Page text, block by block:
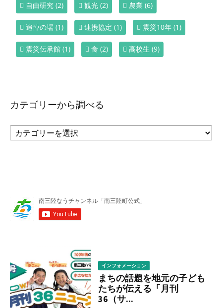
自由研究 (2) 観光 (2) 農業 (6)
追悼の場 (1) 連携協定 (1) 震災10年 (1)
震災伝承館 (1) 食 (2) 高校生 (9)
カテゴリーから調べる
カ
テ
ら
調
インフォメーション
まちの話題を地元の子ども
たちが伝える「月刊
36（サ...